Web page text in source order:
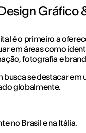
Gráfico
é o primeiro a
em áreas como
fotografia e
busca se destacar em
globalmente.
no Brasil e na Itália.